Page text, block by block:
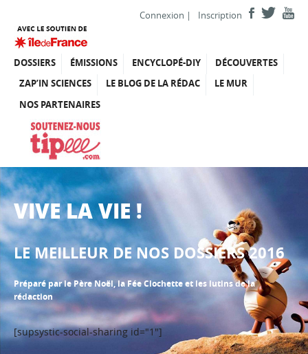
Connexion | Inscription
DOSSIERS ÉMISSIONS ENCYCLOPÉ-DIY
DÉCOUVERTES
ZAP’IN SCIENCES
LE BLOG DE LA RÉDAC
LE MUR
NOS PARTENAIRES
VIVE LA VIE !
LE MEILLEUR DE NOS DOSSIERS 2016
Préparé par le Père Noël, la Fée Clochette et les lutins de la
rédaction
[supsystic-social-sharing id="1"]